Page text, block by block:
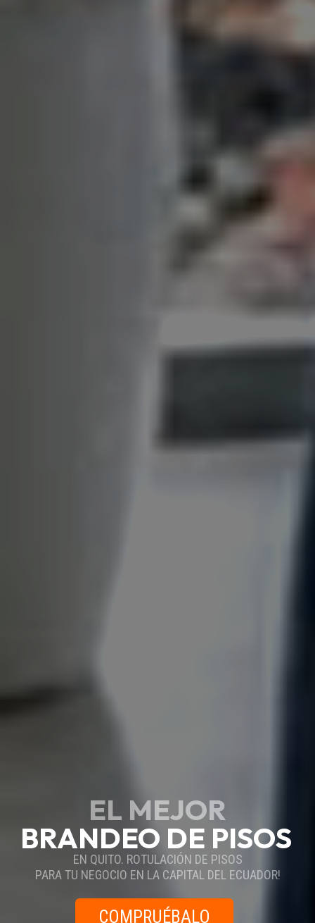
EL MEJOR
BRANDEO DE PISOS
EN QUITO. ROTULACIÓN DE PISOS
PARA TU NEGOCIO EN LA CAPITAL DEL ECUADOR!
COMPRUÉBALO